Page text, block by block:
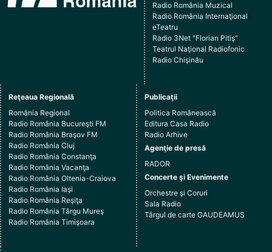
Radio România Muzical
Radio România Internaţional
eTeatru
Radio 3Net "Florian Pitiş"
Teatrul Naţional Radiofonic
Radio Chişinău
Reţeaua Regională
România Regional
Radio România Bucureşti FM
Radio România Braşov FM
Radio România Cluj
Radio România Constanţa
Radio România Vacanţa
Radio România Oltenia-Craiova
Radio România Iaşi
Radio România Reşiţa
Radio România Târgu Mureş
Radio România Timişoara
Publicaţii
Politica Românească
Editura Casa Radio
Radio Arhive
Agenţie de presă
RADOR
Concerte şi Evenimente
Orchestre şi Coruri
Sala Radio
Târgul de carte GAUDEAMUS